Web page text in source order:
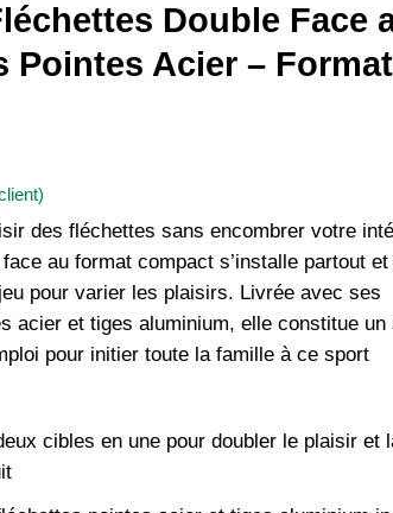
Double Face
Pointes Acier – Format
des fléchettes sans encombrer votre
au format compact s’installe partout
pour varier les plaisirs. Livrée avec ses
acier et tiges aluminium, elle constitue un
pour initier toute la famille à ce sport
cibles en une pour doubler le plaisir et